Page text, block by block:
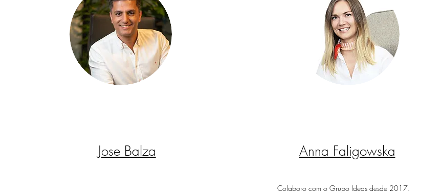
Jose Balza Anna Faligowska
Colaboro com o Grupo Ideas desde 2017.